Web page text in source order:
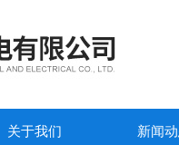
关于我们 新闻